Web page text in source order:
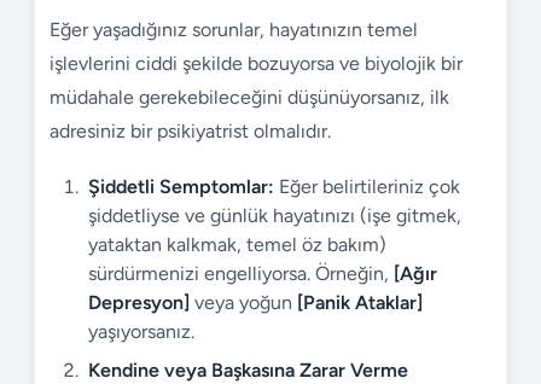
Eğer yaşadığınız sorunlar, hayatınızın temel
işlevlerini ciddi şekilde bozuyorsa ve biyolojik bir
müdahale gerekebileceğini düşünüyorsanız, ilk
adresiniz bir psikiyatrist olmalıdır.
Şiddetli Semptomlar: Eğer belirtileriniz çok
şiddetliyse ve günlük hayatınızı (işe gitmek,
yataktan kalkmak, temel öz bakım)
sürdürmenizi engelliyorsa. Örneğin, [Ağır
Depresyon] veya yoğun [Panik Ataklar]
yaşıyorsanız.
Kendine veya Başkasına Zarar Verme